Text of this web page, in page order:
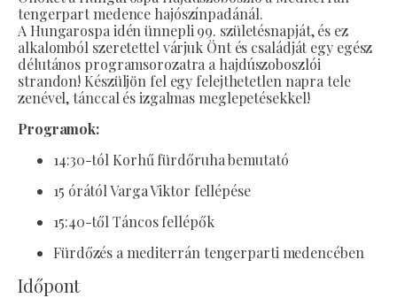
tengerpart medence hajószínpadánál.
A Hungarospa idén ünnepli 99. születésnapját, és ez
alkalomból szeretettel várjuk Önt és családját egy egész
délutános programsorozatra a hajdúszoboszlói
strandon! Készüljön fel egy felejthetetlen napra tele
zenével, tánccal és izgalmas meglepetésekkel!
Programok:
14:30-tól Korhű fürdőruha bemutató
15 órától Varga Viktor fellépése
15:40-től Táncos fellépők
Fürdőzés a mediterrán tengerparti medencében
Időpont